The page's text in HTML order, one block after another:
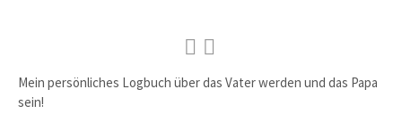
Mein persönliches Logbuch über das Vater werden und das Papa
sein!